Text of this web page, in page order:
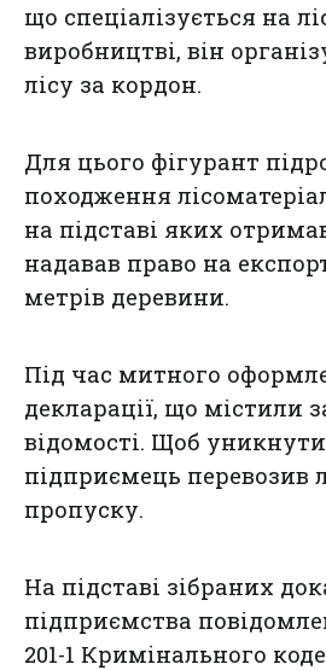
що спеціалізується на
виробництві, він
лісу за кордон.
Для цього фігурант
походження
на підставі яких
надавав право на
метрів деревини.
Під час митного
декларації, що містили
відомості. Щоб
підприємець перевозив
пропуску.
На підставі зібраних
підприємства
201-1 Кримінального